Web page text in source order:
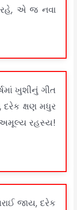
રહે, એ જ નવા
ખુશીનું ગીત
ક્ષણ મધુર
રહસ્ય!
જાય, દરેક